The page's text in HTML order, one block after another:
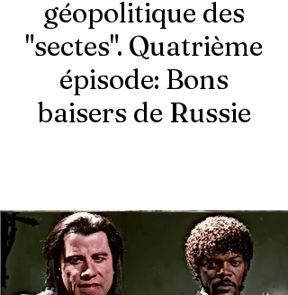
géopolitique des
"sectes". Quatrième
épisode: Bons
baisers de Russie